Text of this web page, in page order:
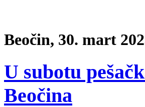
Beočin, 30. mart
U subotu
Beočina